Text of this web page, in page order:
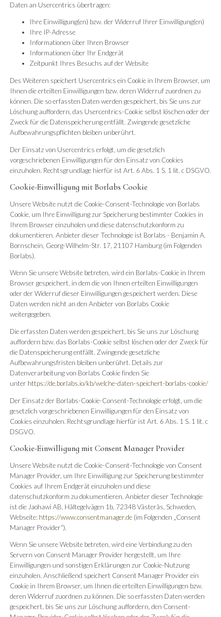
Daten an Usercentrics übertragen:
Ihre Einwilligung(en) bzw. der Widerruf Ihrer Einwilligung(en)
Ihre IP-Adresse
Informationen über Ihren Browser
Informationen über Ihr Endgerät
Zeitpunkt Ihres Besuchs auf der Website
Des Weiteren speichert Usercentrics ein Cookie in Ihrem Browser, um
Ihnen die erteilten Einwilligungen bzw. deren Widerruf zuordnen zu
können. Die so erfassten Daten werden gespeichert, bis Sie uns zur
Löschung auffordern, das Usercentrics-Cookie selbst löschen oder der
Zweck für die Datenspeicherung entfällt. Zwingende gesetzliche
Aufbewahrungspflichten bleiben unberührt.
Der Einsatz von Usercentrics erfolgt, um die gesetzlich
vorgeschriebenen Einwilligungen für den Einsatz von Cookies
einzuholen. Rechtsgrundlage hierfür ist Art. 6 Abs. 1 S. 1 lit. c DSGVO.
Cookie-Einwilligung mit Borlabs Cookie
Unsere Website nutzt die Cookie-Consent-Technologie von Borlabs
Cookie, um Ihre Einwilligung zur Speicherung bestimmter Cookies in
Ihrem Browser einzuholen und diese datenschutzkonform zu
dokumentieren. Anbieter dieser Technologie ist Borlabs - Benjamin A.
Bornschein, Georg-Wilhelm-Str. 17, 21107 Hamburg (im Folgenden
Borlabs).
Wenn Sie unsere Website betreten, wird ein Borlabs-Cookie in Ihrem
Browser gespeichert, in dem die von Ihnen erteilten Einwilligungen
oder der Widerruf dieser Einwilligungen gespeichert werden. Diese
Daten werden nicht an den Anbieter von Borlabs Cookie
weitergegeben.
Die erfassten Daten werden gespeichert, bis Sie uns zur Löschung
auffordern bzw. das Borlabs-Cookie selbst löschen oder der Zweck für
die Datenspeicherung entfällt. Zwingende gesetzliche
Aufbewahrungsfristen bleiben unberührt. Details zur
Datenverarbeitung von Borlabs Cookie finden Sie
unter https://de.borlabs.io/kb/welche-daten-speichert-borlabs-cookie/
Der Einsatz der Borlabs-Cookie-Consent-Technologie erfolgt, um die
gesetzlich vorgeschriebenen Einwilligungen für den Einsatz von
Cookies einzuholen. Rechtsgrundlage hierfür ist Art. 6 Abs. 1 S. 1 lit. c
DSGVO.
Cookie-Einwilligung mit Consent Manager Provider
Unsere Website nutzt die Cookie-Consent-Technologie von Consent
Manager Provider, um Ihre Einwilligung zur Speicherung bestimmter
Cookies auf Ihrem Endgerät einzuholen und diese
datenschutzkonform zu dokumentieren. Anbieter dieser Technologie
ist die Jaohawi AB, Håltegelvägen 1b, 72348 Västerås, Schweden,
Webseite: https://www.consentmanager.de (im Folgenden „Consent
Manager Provider“).
Wenn Sie unsere Website betreten, wird eine Verbindung zu den
Servern von Consent Manager Provider hergestellt, um Ihre
Einwilligungen und sonstigen Erklärungen zur Cookie-Nutzung
einzuholen. Anschließend speichert Consent Manager Provider ein
Cookie in Ihrem Browser, um Ihnen die erteilten Einwilligungen bzw.
deren Widerruf zuordnen zu können. Die so erfassten Daten werden
gespeichert, bis Sie uns zur Löschung auffordern, den Consent-